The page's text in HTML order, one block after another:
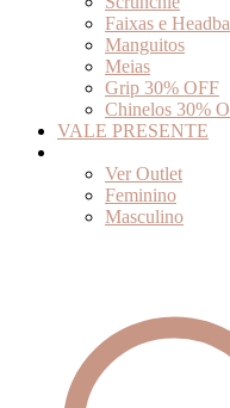
Faixas e
Manguitos
Meias
Grip 30% OFF
Chinelos 30%
VALE PRESENTE
Ver Outlet
Feminino
Masculino